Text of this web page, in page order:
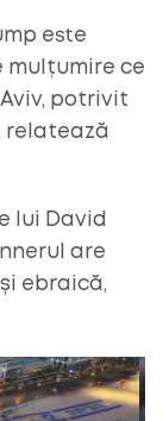
este
mulțumire ce
potrivit
relatează
lui David
are
ebraică,